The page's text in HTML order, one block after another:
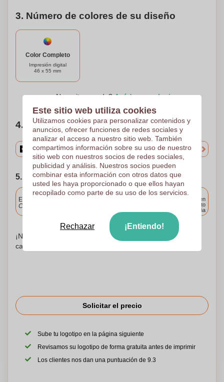
3. Número de colores de su diseño
Color Completo
Impresión digital
46 x 55 mm
¿Necesitas ayuda?Ayúdame a elegir
4. Elige tu cantidad
5. Elija su fecha de envío
Incluido
Entrega estándar
Cargue y apruebe sus archivos antes de las 9.30 a.m.
Entrega en
cualquier punto
de España
¡No te preocupes! Simplemente suba sus archivos a la
canasta de compras
Solicitar el precio
Sube tu logotipo en la página siguiente
Revisamos su logotipo de forma gratuita antes de imprimir
Los clientes nos dan una puntuación de 9.3
Este sitio web utiliza cookies
Utilizamos cookies para personalizar contenidos y
anuncios, ofrecer funciones de redes sociales y
analizar el acceso a nuestro sitio web. También
compartimos información sobre su uso de nuestro
sitio web con nuestros socios de redes sociales,
publicidad y análisis. Nuestros socios pueden
combinar esta información con otros datos que
usted les haya proporcionado o que ellos hayan
recopilado como parte de su uso de los servicios.
Rechazar ¡Entiendo!